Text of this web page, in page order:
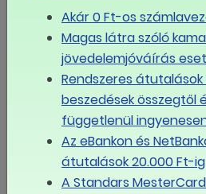
Akár 0 Ft-os
Magas látra szóló
jövedelemjóváírás
Rendszeres
beszedések összegtől
függetlenül
Az eBankon és
átutalások 20.000 Ft-
A Standars